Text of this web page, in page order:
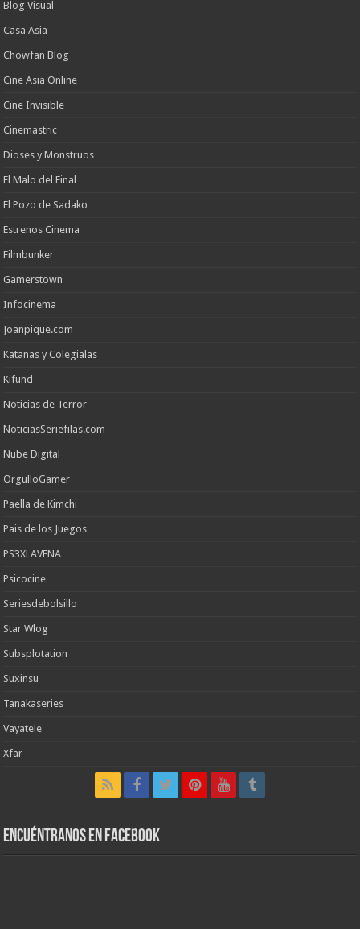
Blog Visual
Casa Asia
Chowfan Blog
Cine Asia Online
Cine Invisible
Cinemastric
Dioses y Monstruos
El Malo del Final
El Pozo de Sadako
Estrenos Cinema
Filmbunker
Gamerstown
Infocinema
Joanpique.com
Katanas y Colegialas
Kifund
Noticias de Terror
NoticiasSeriefilas.com
Nube Digital
OrgulloGamer
Paella de Kimchi
Pais de los Juegos
PS3XLAVENA
Psicocine
Seriesdebolsillo
Star Wlog
Subsplotation
Suxinsu
Tanakaseries
Vayatele
Xfar
Encuéntranos en Facebook